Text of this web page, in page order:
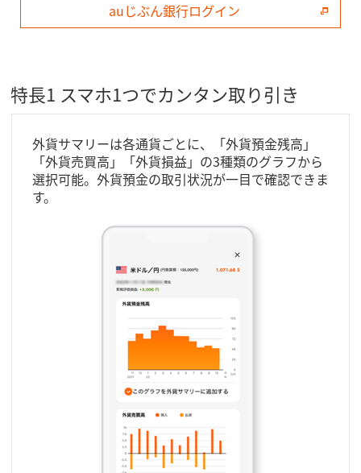
auじぶん銀行ログイン
特長1 スマホ1つでカンタン取り引き
外貨サマリーは各通貨ごとに、「外貨預金残高」
「外貨売買高」「外貨損益」の3種類のグラフから
選択可能。外貨預金の取引状況が一目で確認できま
す。